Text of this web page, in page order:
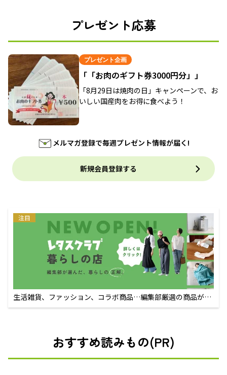
プレゼント応募
プレゼント企画
「「お肉のギフト券3000円分」」
「8月29日は焼肉の日」キャンペーンで、お
いしい国産肉をお得に食べよう！
メルマガ登録で毎週プレゼント情報が届く!
新規会員登録する
注目
生活雑貨、ファッション、コラボ商品…編集部厳選の商品が買
えるECサイト
おすすめ読みもの(PR)